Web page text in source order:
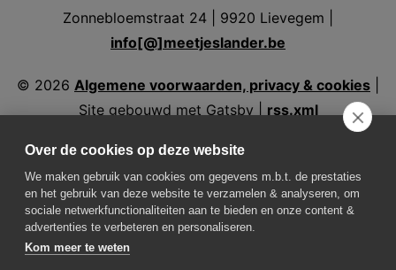
Zonnebloemstraat 24 | 9920 Lievegem |
info[@]meetjeslander.be
© 2026 Algemene voorwaarden, privacy & cookies
Site gebouwd met Gatsby | rss.xml
Volg ons
Over de cookies op deze website
We maken gebruik van cookies om gegevens m.b.t. de prestaties
en het gebruik van deze website te verzamelen & analyseren, om
sociale netwerkfunctionaliteiten aan te bieden en onze content &
advertenties te verbeteren en personaliseren.
Kom meer te weten